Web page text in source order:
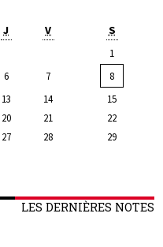
J V S
1
6 7
8
13 14
15
20 21
22
27 28
29
LES DERNIÈRES NOTES